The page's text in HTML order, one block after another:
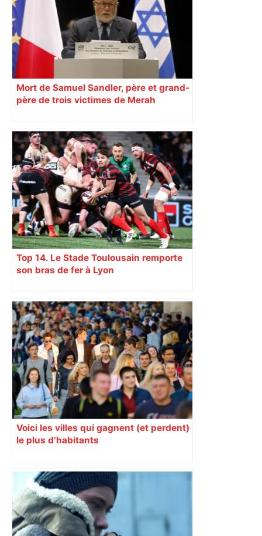
Mort de Samuel Sandler, père et grand-
père de trois victimes de Merah
Top 14. Le Stade Toulousain remporte
son bras de fer à Lyon
Voici les villes qui gagnent (et perdent)
le plus d’habitants